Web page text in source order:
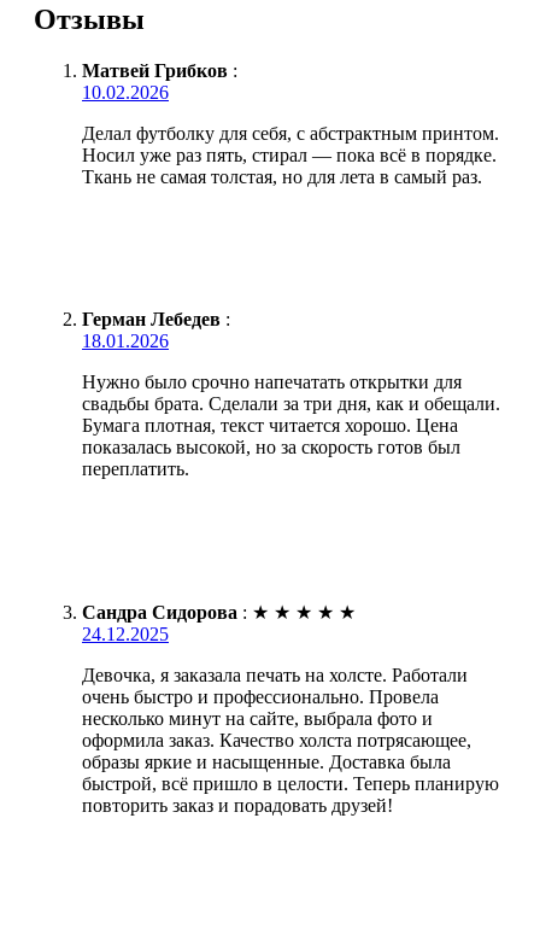
Отзывы
Матвей Грибков :
10.02.2026
Делал футболку для себя, с абстрактным принтом.
Носил уже раз пять, стирал — пока всё в порядке.
Ткань не самая толстая, но для лета в самый раз.
Герман Лебедев :
18.01.2026
Нужно было срочно напечатать открытки для
свадьбы брата. Сделали за три дня, как и обещали.
Бумага плотная, текст читается хорошо. Цена
показалась высокой, но за скорость готов был
переплатить.
Сандра Сидорова : ★ ★ ★ ★ ★
24.12.2025
Девочка, я заказала печать на холсте. Работали
очень быстро и профессионально. Провела
несколько минут на сайте, выбрала фото и
оформила заказ. Качество холста потрясающее,
образы яркие и насыщенные. Доставка была
быстрой, всё пришло в целости. Теперь планирую
повторить заказ и порадовать друзей!